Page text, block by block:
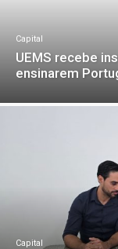
Capital
UEMS recebe
ensinarem
Capital